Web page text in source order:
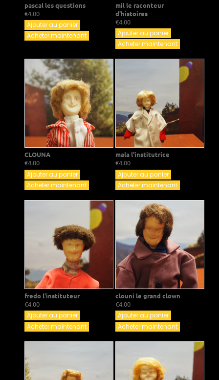
pascal les questions
€4.00
Ajouter au panier
Acheter maintenant
mil le raconteur
d'histoires
€4.00
Ajouter au panier
Acheter maintenant
CLOUNA
€4.00
Ajouter au panier
Acheter maintenant
mala l'institutrice
€4.00
Ajouter au panier
Acheter maintenant
fredo l'instituteur
€4.00
Ajouter au panier
Acheter maintenant
clouni le grand clown
€4.00
Ajouter au panier
Acheter maintenant